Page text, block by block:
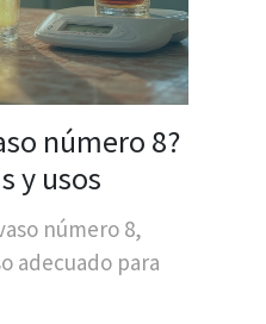
número 8?
y usos
número 8,
adecuado para